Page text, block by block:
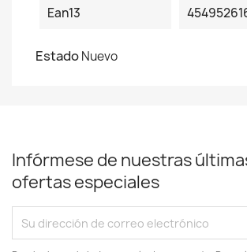
Ean13
EstadoNuevo
Infórmese de nuestras
ofertas especiales